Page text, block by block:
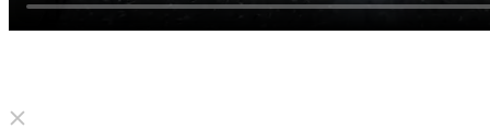
Click to unmute